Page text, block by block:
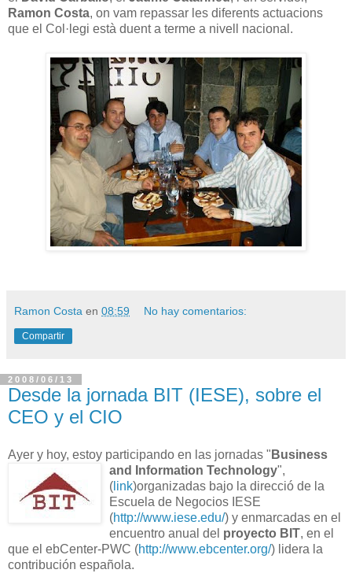
Ramon Costa, on vam repassar les diferents actuacions
que el Col·legi està duent a terme a nivell nacional.
Ramon Costa en 08:59 No hay comentarios:
Compartir
2008/06/13
Desde la jornada BIT (IESE), sobre el
CEO y el CIO
Ayer y hoy, estoy participando en las jornadas " Business
and Information Technology",
( link)organizadas bajo la direcció de la
Escuela de Negocios IESE
(http://www.iese.edu/) y enmarcadas en el
encuentro anual del proyecto BIT, en el
que el ebCenter-PWC (http://www.ebcenter.org/) lidera la
contribución española.